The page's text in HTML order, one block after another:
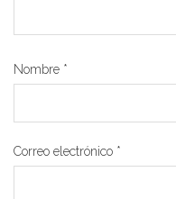
Nombre *
Correo electrónico *